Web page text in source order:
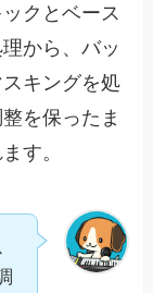
クとベース
から、バッ
キングを処
を保ったま
す。